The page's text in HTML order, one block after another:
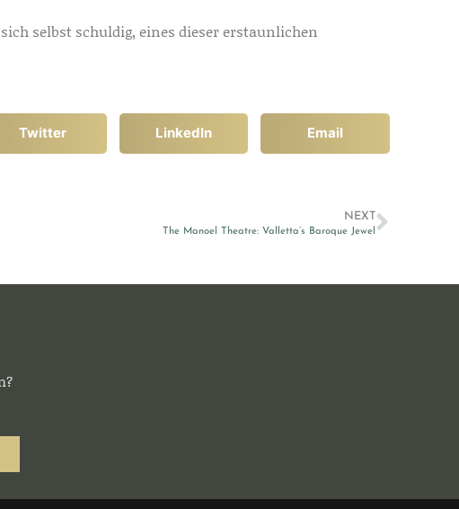
selbst schuldig, eines dieser erstaunlichen
Twitter LinkedIn Email
NEXT
The Manoel Theatre: Valletta’s Baroque Jewel